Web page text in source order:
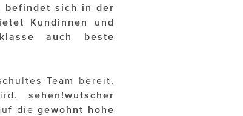
befindet sich in der
Kundinnen und
auch beste
Team bereit,
sehen!wutscher
diegewohnt hohe